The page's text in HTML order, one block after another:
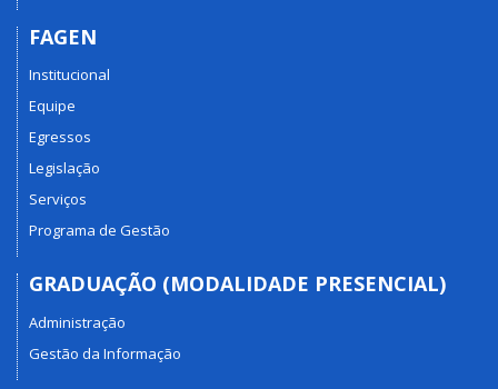
FAGEN
Institucional
Equipe
Egressos
Legislação
Serviços
Programa de Gestão
GRADUAÇÃO (MODALIDADE PRESENCIAL)
Administração
Gestão da Informação